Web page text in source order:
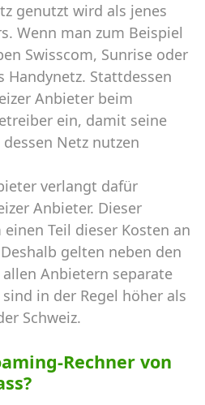
genutzt wird als jenes
Wenn man zum Beispiel
Swisscom, Sunrise oder
Handynetz. Stattdessen
Anbieter beim
ein, damit seine
Netz nutzen
verlangt dafür
Anbieter. Dieser
Teil dieser Kosten an
gelten neben den
allen Anbietern separate
in der Regel höher als
Schweiz.
Rechner von